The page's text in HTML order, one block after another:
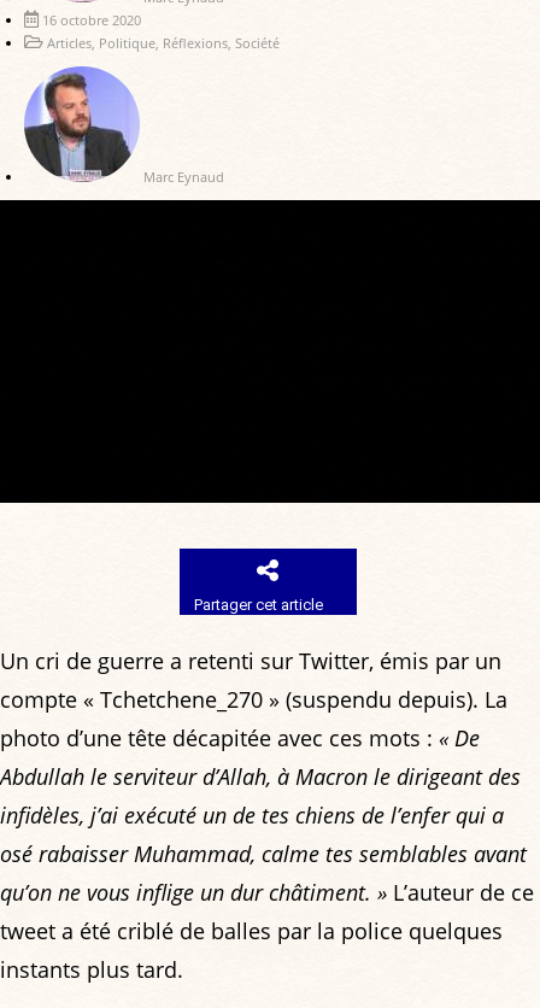
16 octobre 2020
Articles Politique Réflexions Société
Marc Eynaud
Partager cet article
Un cri de guerre a retenti sur Twitter, émis par un
compte « Tchetchene_270 » (suspendu depuis). La
photo d’une tête décapitée avec ces mots : « De
Abdullah le serviteur d’Allah, à Macron le dirigeant des
infidèles, j’ai exécuté un de tes chiens de l’enfer qui a
osé rabaisser Muhammad, calme tes semblables avant
qu’on ne vous inflige un dur châtiment. » L’auteur de ce
tweet a été criblé de balles par la police quelques
instants plus tard.